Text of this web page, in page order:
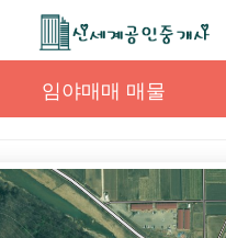
임야매매 매물